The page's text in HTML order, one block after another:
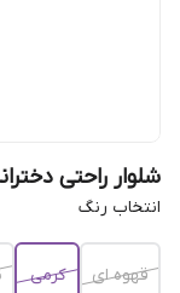
شلوار راحتی
انتخاب رنگ
قهوه ای کرمی